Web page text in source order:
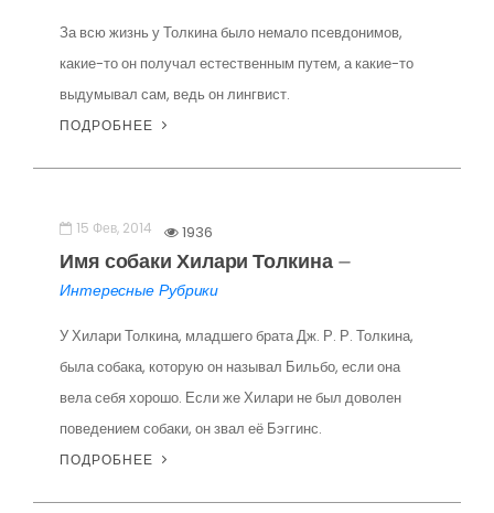
За всю жизнь у Толкина было немало псевдонимов,
какие-то он получал естественным путем, а какие-то
выдумывал сам, ведь он лингвист.
ПОДРОБНЕЕ
15 Фев, 2014 1936
Имя собаки Хилари Толкина —
Интересные Рубрики
У Хилари Толкина, младшего брата Дж. Р. Р. Толкина,
была собака, которую он называл Бильбо, если она
вела себя хорошо. Если же Хилари не был доволен
поведением собаки, он звал её Бэггинс.
ПОДРОБНЕЕ